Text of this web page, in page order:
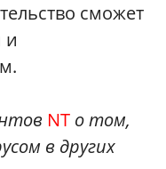
сможет
и
NT о том,
в других